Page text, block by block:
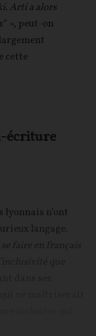
Arti a alors
* », peut-on
cette
écriture
n’ont
langage.